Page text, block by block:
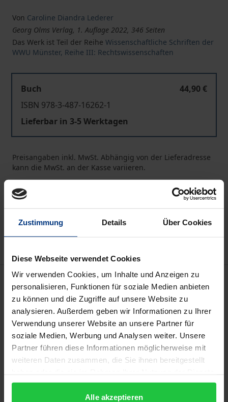
Zustimmung Details Über Cookies
Diese Webseite verwendet Cookies
Wir verwenden Cookies, um Inhalte und Anzeigen zu
personalisieren, Funktionen für soziale Medien anbieten
zu können und die Zugriffe auf unsere Website zu
analysieren. Außerdem geben wir Informationen zu Ihrer
Verwendung unserer Website an unsere Partner für
soziale Medien, Werbung und Analysen weiter. Unsere
Partner führen diese Informationen möglicherweise mit
weiteren Daten zusammen, die Sie ihnen bereitgestellt
gesammelt haben.
Alle akzeptieren
Von Caroline Diandra Lederer
Georg Olms Verlag, 1. Auflage 2022, 346 Seiten
Das Werk ist Teil der Reihe Wissenschaftliche Schriften der
WWU Münster, Reihe III: Rechtswissenschaften
Buch
44,90 €
ISBN 978-3-487-16262-1
Lieferbar in 3-5 Werktagen
Preisangaben inkl. MwSt. Abhängig von der Lieferadresse
kann die MwSt. an der Kasse variieren.
Hinweise zu Versandkosten
Beschreibung
Der Gesetzgeber verfolgt mit der heutigen
Systematik des Erbschaftsteuerrechts ein
überwiegend neues Konzept hinsichtlich der
sachlichen Steuerbefreiungsnormen für
unternehmerisch genutztes Vermögen. Neben
neuen qualitativen gibt das Erbschaftsteuerrecht
nun auch einen quantitativen Verschonungsaspekt